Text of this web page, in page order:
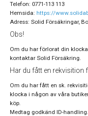
Telefon: 0771-113 113
Hemsida: https://
Adress: Solid Försäkringar,
Obs!
Om du har förlorat din
kontaktar Solid Försäkring.
Har du fått en rekvisition
Om du har fått en sk.
klocka i någon av våra
köp.
Medtag godkänd ID-handling.